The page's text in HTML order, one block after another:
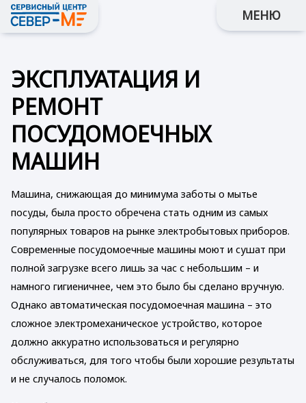
ЭКСПЛУАТАЦИЯ И
РЕМОНТ
ПОСУДОМОЕЧНЫХ
МАШИН
Машина, снижающая до минимума заботы о мытье
посуды, была просто обречена стать одним из самых
популярных товаров на рынке электробытовых приборов.
Современные посудомоечные машины моют и сушат при
полной загрузке всего лишь за час с небольшим – и
намного гигиеничнее, чем это было бы сделано вручную.
Однако автоматическая посудомоечная машина – это
сложное электромеханическое устройство, которое
должно аккуратно использоваться и регулярно
обслуживаться, для того чтобы были хорошие результаты
и не случалось поломок.
МЕНЮ